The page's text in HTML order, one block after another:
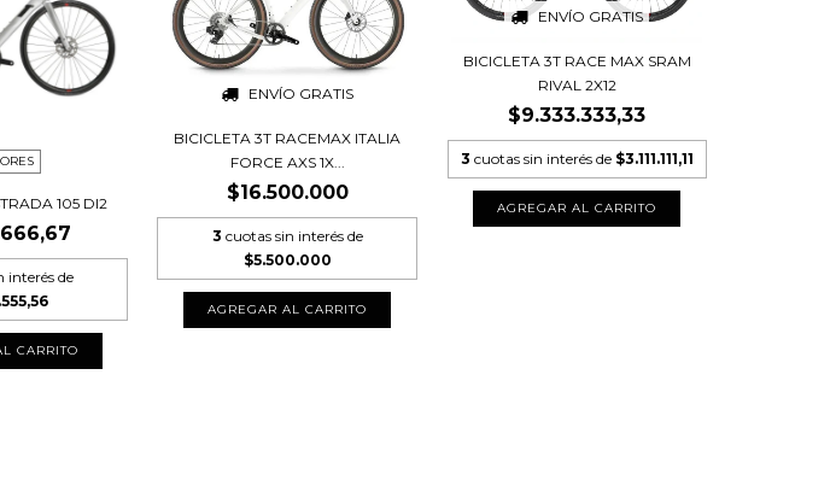
105 DI2
interés de
CARRITO
ENVÍO GRATIS
BICICLETA 3T RACEMAX ITALIA
FORCE AXS 1X...
$16.500.000
3 cuotas sin interés de
$5.500.000
AGREGAR AL CARRITO
ENVÍO GRATIS
BICICLETA 3T RACE MAX SRAM
RIVAL 2X12
$9.333.333,33
3 cuotas sin interés de $3.111.111,11
AGREGAR AL CARRITO